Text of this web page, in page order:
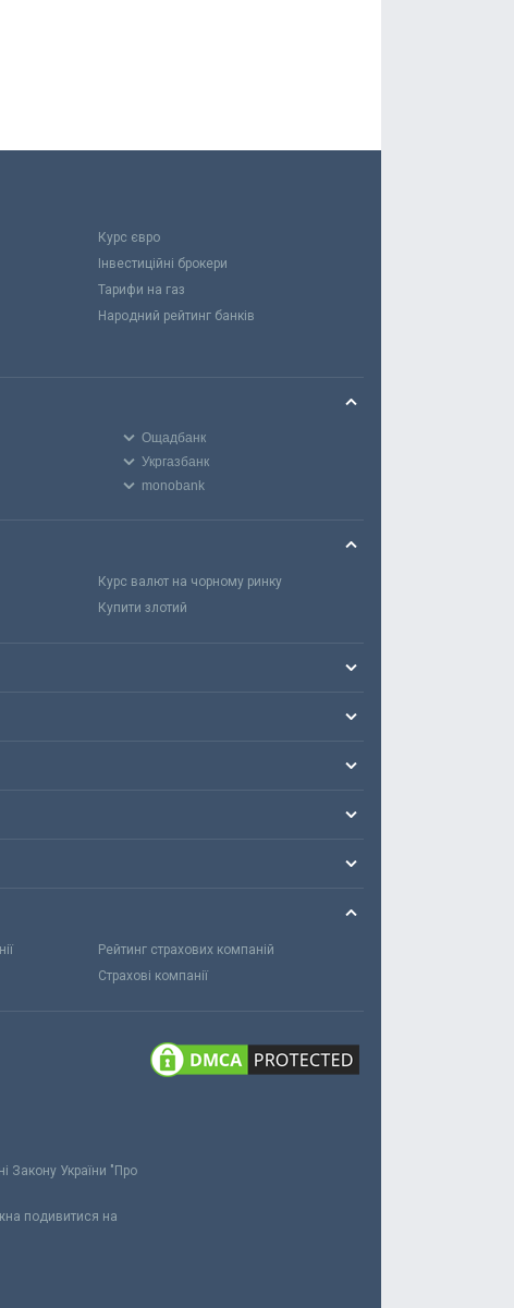
Курс євро
Інвестиційні брокери
Тарифи на газ
Народний рейтинг банків
Ощадбанк
Укргазбанк
monobank
Курс валют на чорному ринку
Купити злотий
Рейтинг страхових компаній
Страхові компанії
Закону України "Про
подивитися на